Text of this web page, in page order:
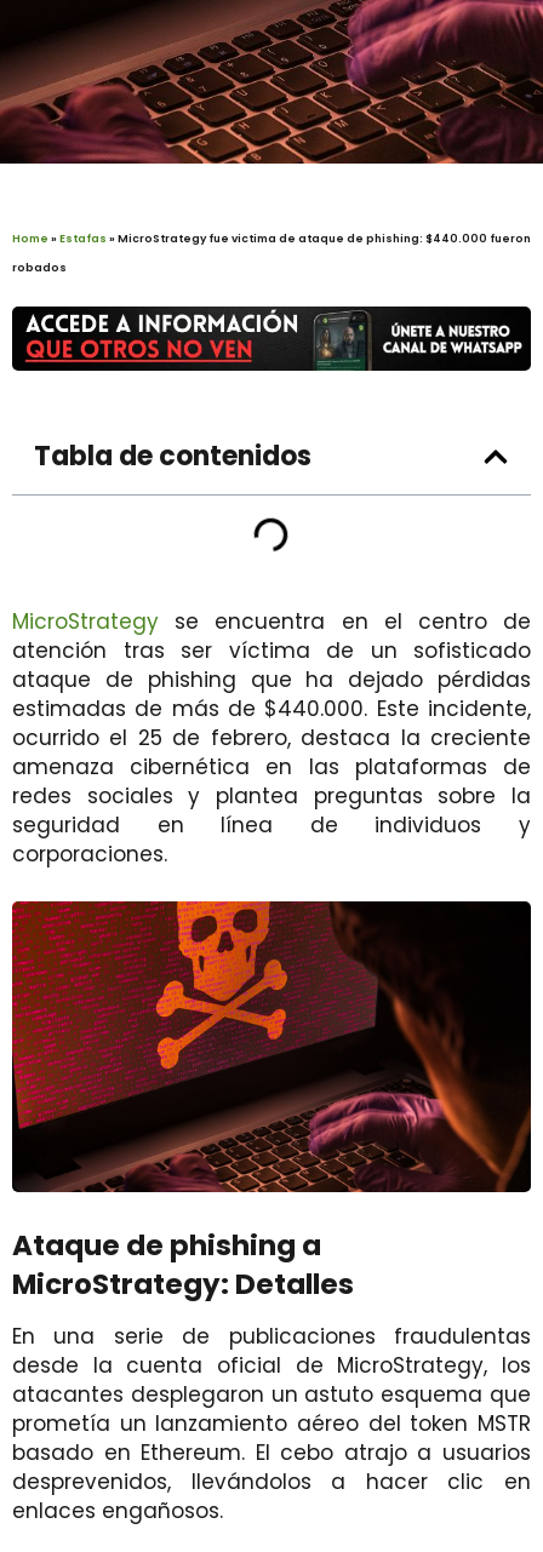
Home »Estafas »MicroStrategy fue victima de ataque de phishing: $440.000 fueron
robados
Tabla de contenidos
MicroStrategy se encuentra en el centro de
atención tras ser víctima de un sofisticado
ataque de phishing que ha dejado pérdidas
estimadas de más de $440.000. Este incidente,
ocurrido el 25 de febrero, destaca la creciente
amenaza cibernética en las plataformas de
redes sociales y plantea preguntas sobre la
seguridad en línea de individuos y
corporaciones.
Ataque de phishing a
MicroStrategy: Detalles
En una serie de publicaciones fraudulentas
desde la cuenta oficial de MicroStrategy, los
atacantes desplegaron un astuto esquema que
prometía un lanzamiento aéreo del token MSTR
basado en Ethereum. El cebo atrajo a usuarios
desprevenidos, llevándolos a hacer clic en
enlaces engañosos.